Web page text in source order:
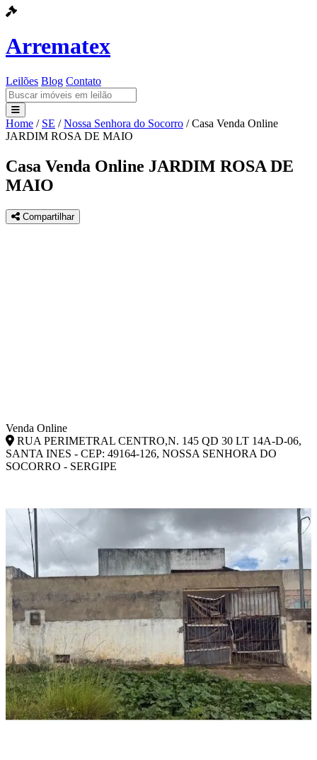
Arrematex
Leilões Blog Contato
Leilões
Blog
Contato
Home / SE / Nossa Senhora do Socorro / Casa Venda Online
JARDIM ROSA DE MAIO
Casa Venda Online JARDIM ROSA DE
MAIO
Compartilhar
Venda Online
RUA PERIMETRAL CENTRO,N. 145 QD 30 LT 14A-D-06,
SANTA INES - CEP: 49164-126, NOSSA SENHORA DO
SOCORRO - SERGIPE